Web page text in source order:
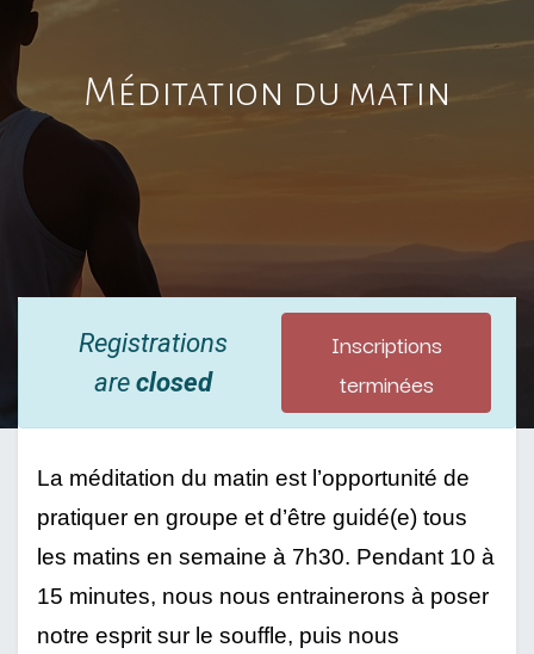
Méditation du matin
Registrations
areclosed
Inscriptions
terminées
La méditation du matin est l’opportunité de
pratiquer en groupe et d’être guidé(e) tous
les matins en semaine à 7h30. Pendant 10 à
15 minutes, nous nous entrainerons à poser
notre esprit sur le souffle, puis nous